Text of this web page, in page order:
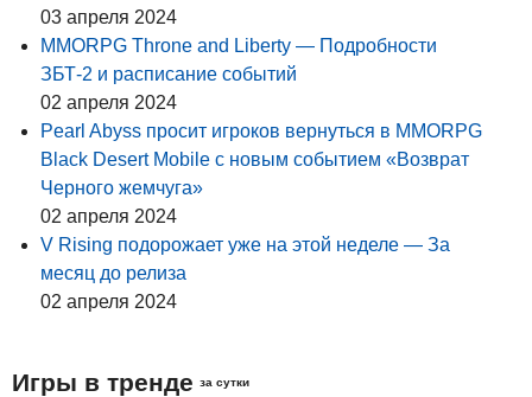
03 апреля 2024
MMORPG Throne and Liberty — Подробности
ЗБТ-2 и расписание событий
02 апреля 2024
Pearl Abyss просит игроков вернуться в MMORPG
Black Desert Mobile с новым событием «Возврат
Черного жемчуга»
02 апреля 2024
V Rising подорожает уже на этой неделе — За
месяц до релиза
02 апреля 2024
Игры в тренде за сутки